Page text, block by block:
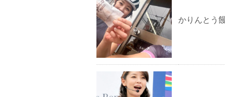
かりんとう